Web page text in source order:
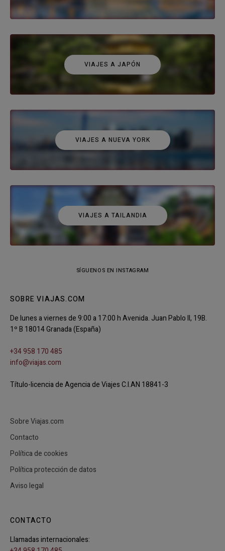
VIAJES A JAPÓN
VIAJES A NUEVA YORK
VIAJES A TAILANDIA
SÍGUENOS EN INSTAGRAM
SOBRE VIAJAS.COM
De lunes a viernes de 9:00 a 17:00 h Avenida. Juan Pablo II, 19B.
1º B 18014 Granada (España)
+34 958 170 485
info@viajas.com
Título-licencia de Agencia de Viajes C.I.AN 18841-3
Sobre Viajas.com
Contacto
Política de cookies
Política protección de datos
Aviso legal
CONTACTO
Llamadas internacionales: